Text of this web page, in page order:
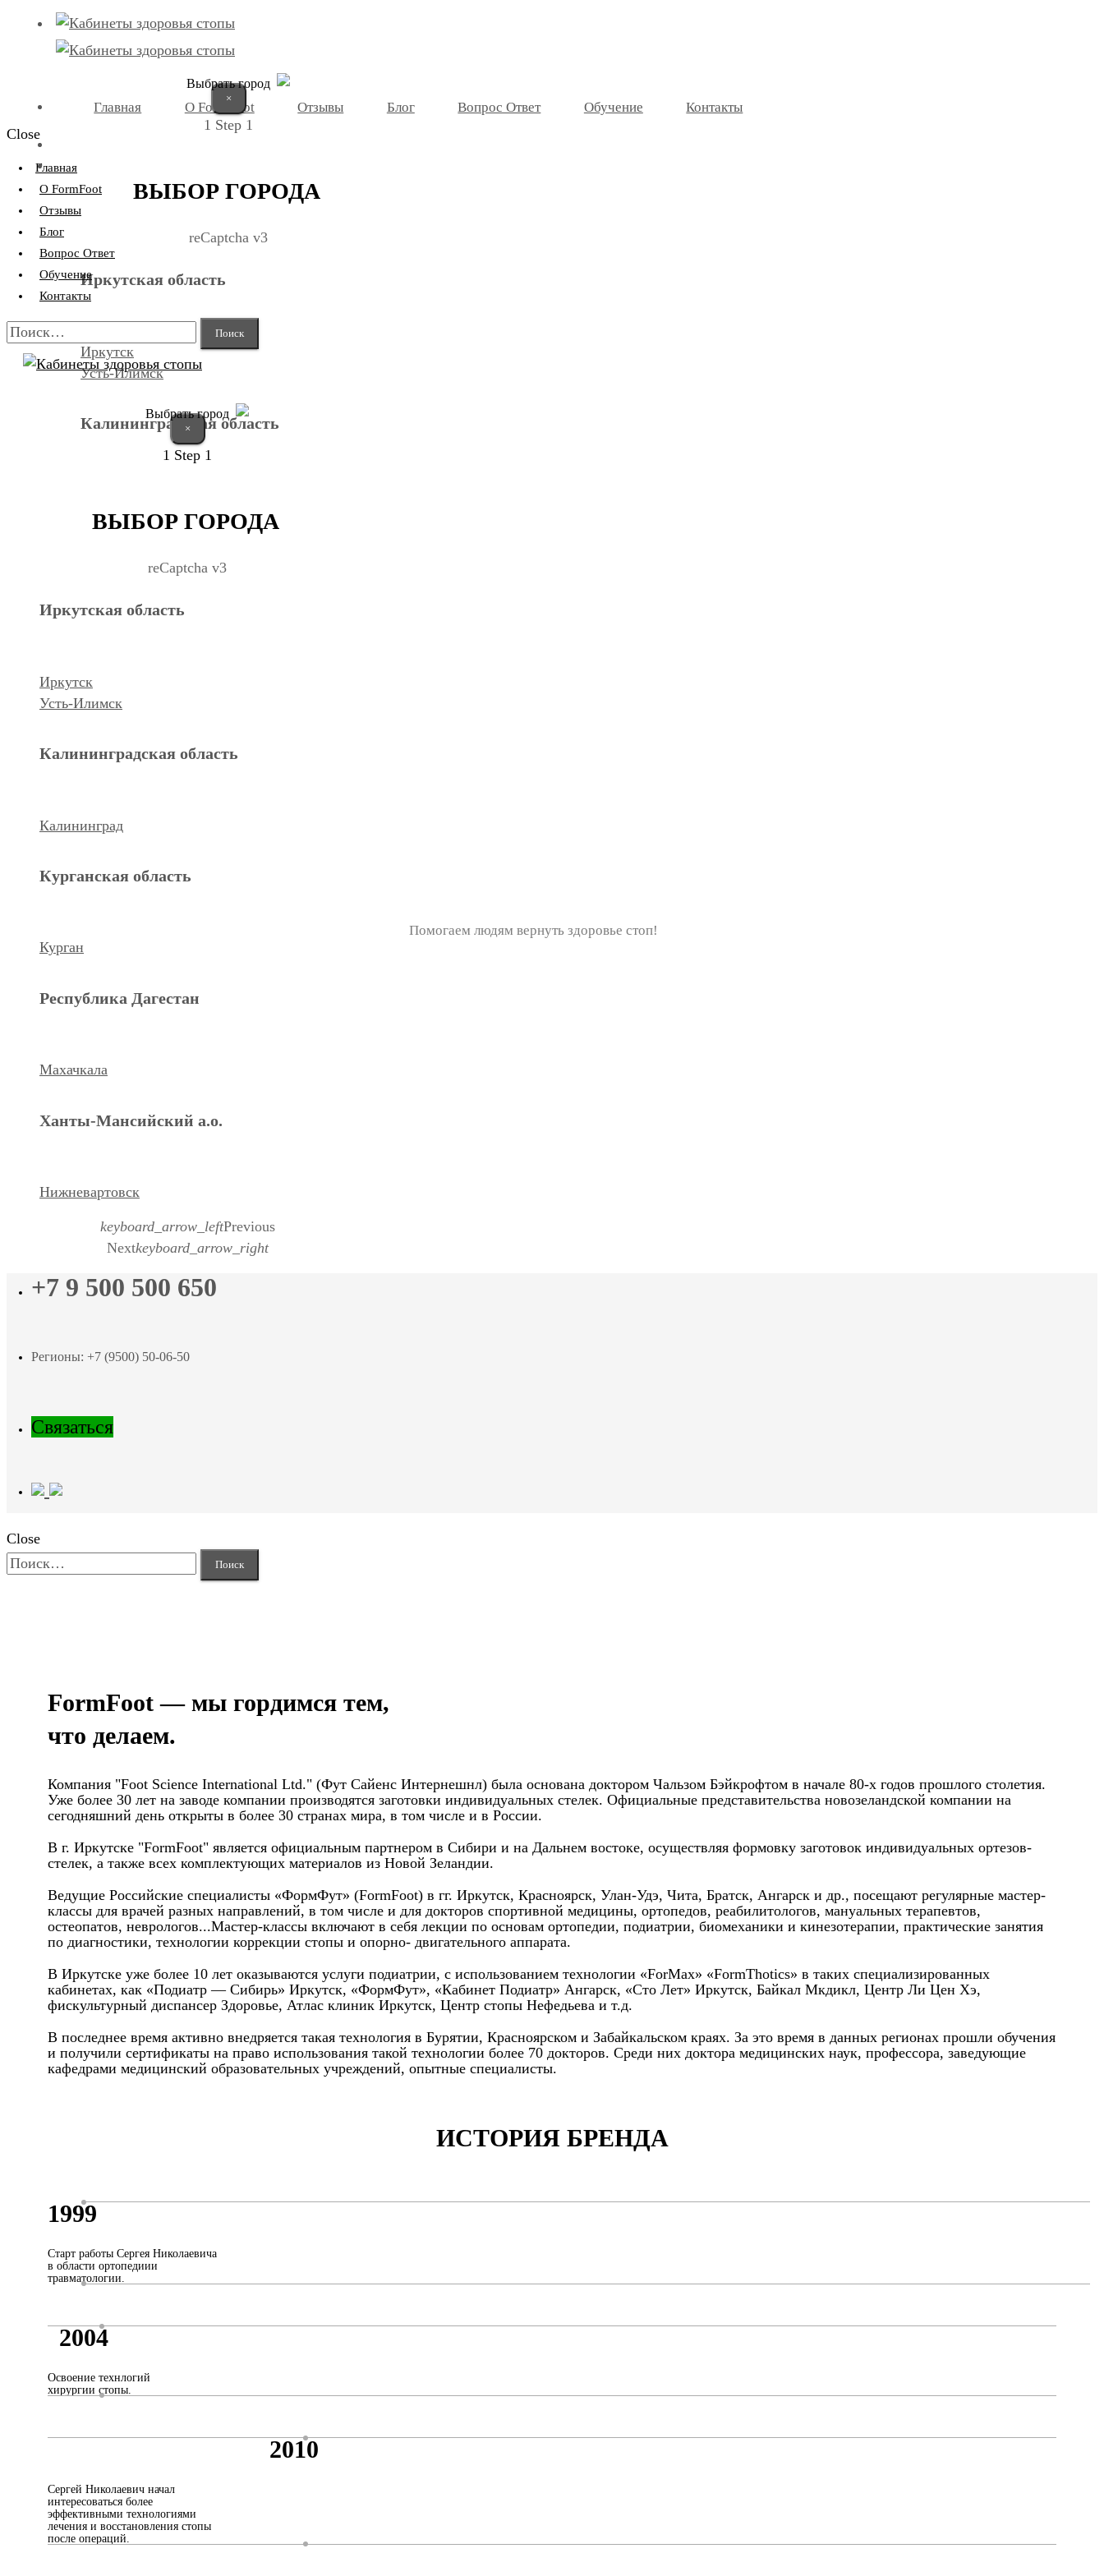
Выбрать город
×
1 Step 1
ВЫБОР ГОРОДА
reCaptcha v3
Иркутская область
Иркутск
Усть-Илимск
Калининградская область
Курган
Помогаем людям вернуть здоровье стоп!
Главная О FormFoot Отзывы Блог Вопрос Ответ Обучение Контакты
Close
Главная
О FormFoot
Отзывы
Блог
Вопрос Ответ
Обучение
Контакты
Найти:
Выбрать город
×
1 Step 1
ВЫБОР ГОРОДА
reCaptcha v3
Иркутская область
Иркутск
Усть-Илимск
Калининградская область
Калининград
Курганская область
Курган
Республика Дагестан
Махачкала
Ханты-Мансийский а.о.
Нижневартовск
keyboard_arrow_leftPrevious
Nextkeyboard_arrow_right
+7 9 500 500 650
Регионы: +7 (9500) 50-06-50
Связаться
Close
Найти:
FormFoot — мы гордимся тем,
что делаем.
Компания "Foot Science International Ltd." (Фут Сайенс Интернешнл) была основана доктором Чальзом Бэйкрофтом в начале 80-х годов прошлого столетия.
Уже более 30 лет на заводе компании производятся заготовки индивидуальных стелек. Официальные представительства новозеландской компании на
сегодняшний день открыты в более 30 странах мира, в том числе и в России.
В г. Иркутске "FormFoot" является официальным партнером в Сибири и на Дальнем востоке, осуществляя формовку заготовок индивидуальных ортезов-
стелек, а также всех комплектующих материалов из Новой Зеландии.
Ведущие Российские специалисты «ФормФут» (FormFoot) в гг. Иркутск, Красноярск, Улан-Удэ, Чита, Братск, Ангарск и др., посещают регулярные мастер-
классы для врачей разных направлений, в том числе и для докторов спортивной медицины, ортопедов, реабилитологов, мануальных терапевтов,
остеопатов, неврологов...Мастер-классы включают в себя лекции по основам ортопедии, подиатрии, биомеханики и кинезотерапии, практические занятия
по диагностики, технологии коррекции стопы и опорно- двигательного аппарата.
В Иркутске уже более 10 лет оказываются услуги подиатрии, с использованием технологии «ForMax» «FormThotics» в таких специализированных
кабинетах, как «Подиатр — Сибирь» Иркутск, «ФормФут», «Кабинет Подиатр» Ангарск, «Сто Лет» Иркутск, Байкал Мкдикл, Центр Ли Цен Хэ,
фискультурный диспансер Здоровье, Атлас клиник Иркутск, Центр стопы Нефедьева и т.д.
В последнее время активно внедряется такая технология в Бурятии, Красноярском и Забайкальском краях. За это время в данных регионах прошли обучения
и получили сертификаты на право использования такой технологии более 70 докторов. Среди них доктора медицинских наук, профессора, заведующие
кафедрами медицинский образовательных учреждений, опытные специалисты.
ИСТОРИЯ БРЕНДА
1999
Старт работы Сергея Николаевича
в области ортопедиии
травматологии.
2004
Освоение технлогий
хирургии стопы.
2010
Сергей Николаевич начал
интересоваться более
эффективными технологиями
лечения и восстановления стопы
после операций.